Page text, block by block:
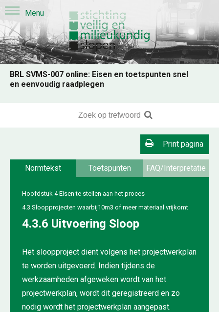
BRL SVMS-007 online: Eisen en toetspunten snel
en eenvoudig raadplegen
Print pagina
FAQ/Interpretatie
Toetspunten
Normtekst
Hoofdstuk 4 Eisen te stellen aan het proces
4.3 Sloopprojecten waarbij10m3 of meer materiaal vrijkomt
4.3.6 Uitvoering Sloop
Het sloopproject dient volgens het projectwerkplan
te worden uitgevoerd. Indien tijdens de
werkzaamheden afgeweken wordt van het
projectwerkplan, wordt dit geregistreerd en zo
nodig wordt het projectwerkplan aangepast.